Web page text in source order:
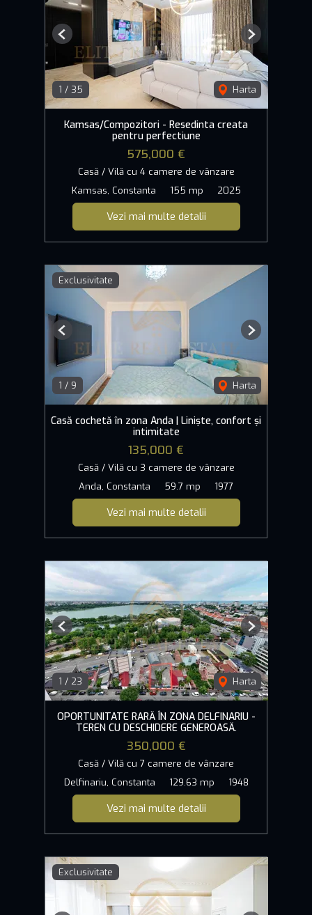
1 / 35 Harta
Previous Next
Kamsas/Compozitori - Resedinta creata
pentru perfectiune
575,000 €
Casă / Vilă cu 4 camere de vânzare
Kamsas, Constanta
155 mp 2025
Vezi mai multe detalii
Exclusivitate
1 / 9 Harta
Previous Next
Casă cochetă în zona Anda | Liniște, confort și
intimitate
135,000 €
Casă / Vilă cu 3 camere de vânzare
Anda, Constanta
59.7 mp 1977
Vezi mai multe detalii
1 / 23 Harta
Previous Next
OPORTUNITATE RARĂ ÎN ZONA DELFINARIU -
TEREN CU DESCHIDERE GENEROASĂ.
350,000 €
Casă / Vilă cu 7 camere de vânzare
Delfinariu, Constanta
129.63 mp 1948
Vezi mai multe detalii
Exclusivitate